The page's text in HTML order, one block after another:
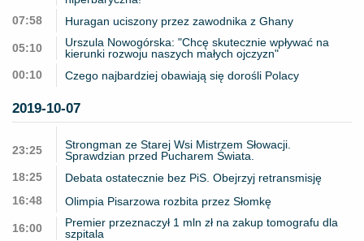
07:58
Huragan uciszony przez zawodnika z Ghany
05:10
Urszula Nowogórska: "Chcę skutecznie wpływać na
kierunki rozwoju naszych małych ojczyzn"
00:10
Czego najbardziej obawiają się dorośli Polacy
2019-10-07
23:25
Strongman ze Starej Wsi Mistrzem Słowacji.
Sprawdzian przed Pucharem Świata.
18:25
Debata ostatecznie bez PiS. Obejrzyj retransmisję
16:48
Olimpia Pisarzowa rozbita przez Słomkę
16:00
Premier przeznaczył 1 mln zł na zakup tomografu dla
szpitala